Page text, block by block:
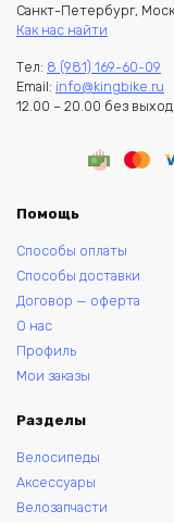
Санкт-Петербург,
Как нас найти
Тел: 8 (981) 169-60-09
Email: info@kingbike.ru
12.00 – 20.00 без
Помощь
Способы оплаты
Способы доставки
Договор — оферта
О нас
Профиль
Мои заказы
Разделы
Велосипеды
Аксессуары
Велозапчасти